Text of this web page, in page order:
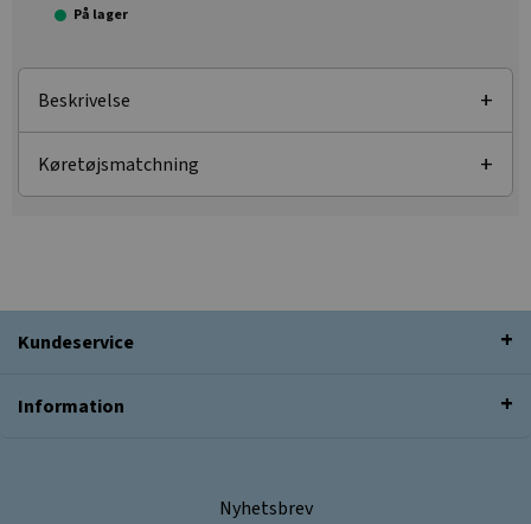
På lager
Beskrivelse
Køretøjsmatchning
Kundeservice
Information
Nyhetsbrev